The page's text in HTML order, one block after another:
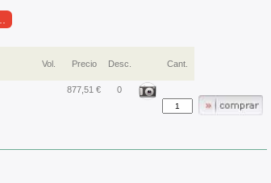
Vol. Precio Desc. Cant.
877,51 € 0